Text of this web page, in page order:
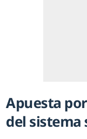
Apuesta
del